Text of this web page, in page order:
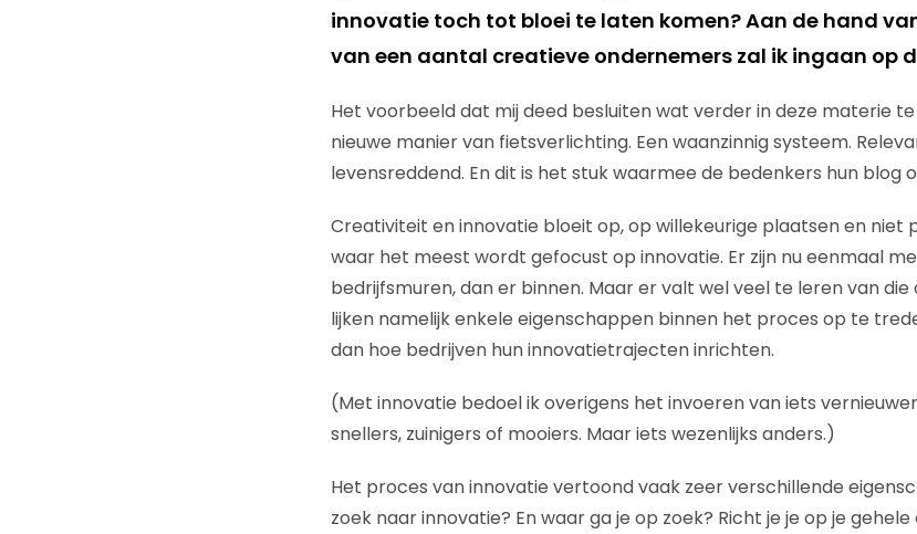
innovatie toch tot bloei te laten komen? Aan de hand
van een aantal creatieve ondernemers zal ik ingaan op
Het voorbeeld dat mij deed besluiten wat verder in deze materie te
nieuwe manier van fietsverlichting. Een waanzinnig systeem.
levensreddend. En dit is het stuk waarmee de bedenkers hun blog
Creativiteit en innovatie bloeit op, op willekeurige plaatsen en niet
waar het meest wordt gefocust op innovatie. Er zijn nu eenmaal
bedrijfsmuren, dan er binnen. Maar er valt wel veel te leren van die
lijken namelijk enkele eigenschappen binnen het proces op te
dan hoe bedrijven hun innovatietrajecten inrichten.
(Met innovatie bedoel ik overigens het invoeren van iets
snellers, zuinigers of mooiers. Maar iets wezenlijks anders.)
Het proces van innovatie vertoond vaak zeer verschillende
zoek naar innovatie? En waar ga je op zoek? Richt je je op je